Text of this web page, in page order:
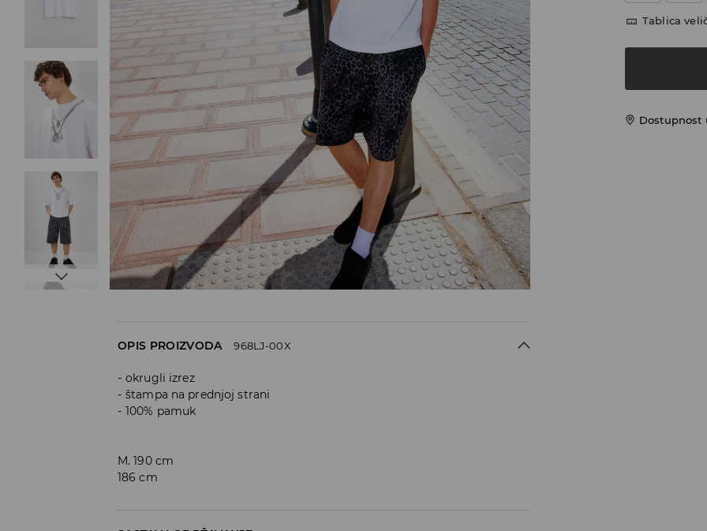
Tablica
Dostupnost
OPIS PROIZVODA 968LJ-00X
okrugli izrez
štampa na prednjoj strani
100% pamuk
M. 190 cm
186 cm